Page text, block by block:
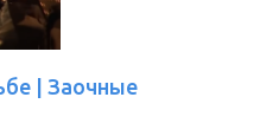
| Заочные